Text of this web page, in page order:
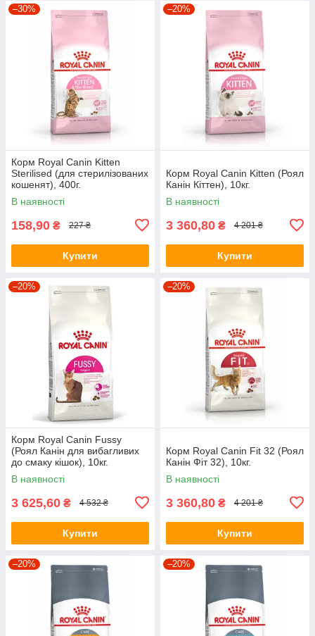
–30%
Корм Royal Canin Kitten
Sterilised (для стерилізованих
кошенят), 400г.
В наявності
158,90 ₴ 227 ₴
Купити
–20%
Корм Royal Canin Kitten (Роял
Канін Кіттен), 10кг.
В наявності
3 360,80 ₴ 4 201 ₴
Купити
–20%
Корм Royal Canin Fussy
(Роял Канін для вибагливих
до смаку кішок), 10кг.
В наявності
3 625,60 ₴ 4 532 ₴
Купити
–20%
Корм Royal Canin Fit 32 (Роял
Канін Фіт 32), 10кг.
В наявності
3 360,80 ₴ 4 201 ₴
Купити
–20% –20%